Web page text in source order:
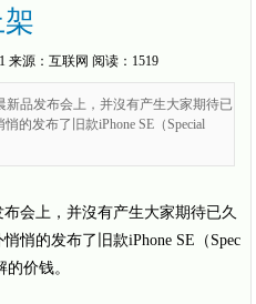
来源： 互联网 阅读：1519
新品发布会上，并沒有产生大家期待已
的发布了旧款iPhone SE（Special
会上，并沒有产生大家期待已久
悄的发布了旧款iPhone SE（Spec
价钱。